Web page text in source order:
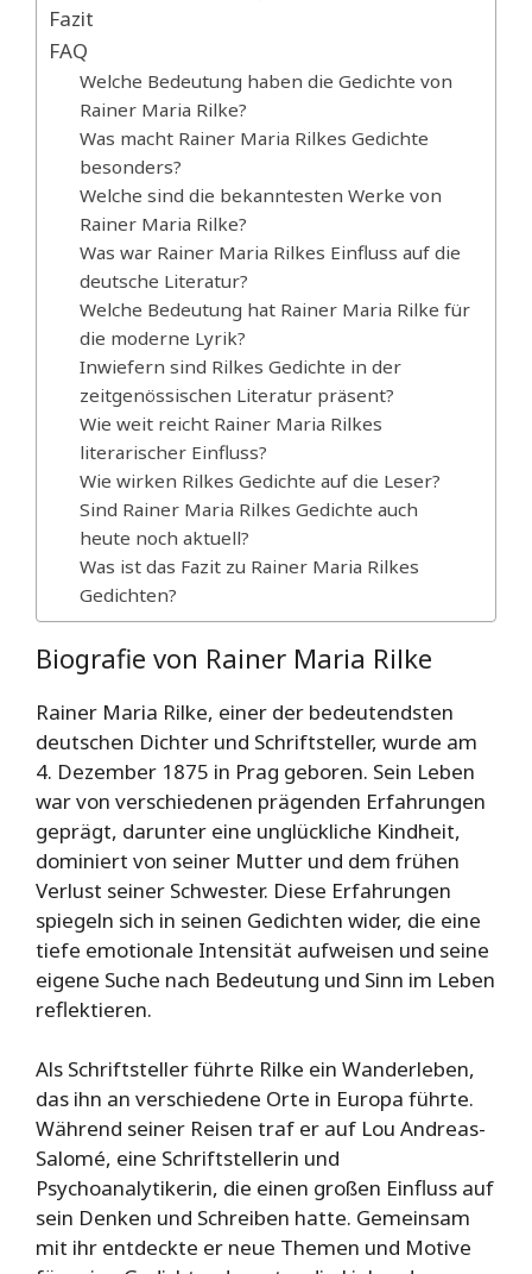
Fazit
FAQ
Welche Bedeutung haben die Gedichte von
Rainer Maria Rilke?
Was macht Rainer Maria Rilkes Gedichte
besonders?
Welche sind die bekanntesten Werke von
Rainer Maria Rilke?
Was war Rainer Maria Rilkes Einfluss auf die
deutsche Literatur?
Welche Bedeutung hat Rainer Maria Rilke für
die moderne Lyrik?
Inwiefern sind Rilkes Gedichte in der
zeitgenössischen Literatur präsent?
Wie weit reicht Rainer Maria Rilkes
literarischer Einfluss?
Wie wirken Rilkes Gedichte auf die Leser?
Sind Rainer Maria Rilkes Gedichte auch
heute noch aktuell?
Was ist das Fazit zu Rainer Maria Rilkes
Gedichten?
Biografie von Rainer Maria Rilke
Rainer Maria Rilke, einer der bedeutendsten
deutschen Dichter und Schriftsteller, wurde am
4. Dezember 1875 in Prag geboren. Sein Leben
war von verschiedenen prägenden Erfahrungen
geprägt, darunter eine unglückliche Kindheit,
dominiert von seiner Mutter und dem frühen
Verlust seiner Schwester. Diese Erfahrungen
spiegeln sich in seinen Gedichten wider, die eine
tiefe emotionale Intensität aufweisen und seine
eigene Suche nach Bedeutung und Sinn im Leben
reflektieren.
Als Schriftsteller führte Rilke ein Wanderleben,
das ihn an verschiedene Orte in Europa führte.
Während seiner Reisen traf er auf Lou Andreas-
Salomé, eine Schriftstellerin und
Psychoanalytikerin, die einen großen Einfluss auf
sein Denken und Schreiben hatte. Gemeinsam
mit ihr entdeckte er neue Themen und Motive